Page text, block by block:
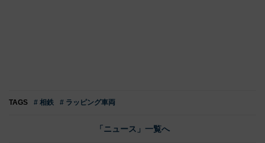
TAGS # 相鉄 # ラッピング車両
「ニュース」一覧へ